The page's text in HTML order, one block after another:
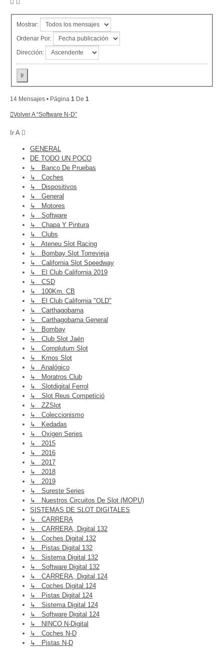
Mostrar:
Ordenar Por:
Dirección:
14 Mensajes • Página 1 De 1
Volver A “Software N-D”
Ir A
GENERAL
DE TODO UN POCO
↳ Banco De Pruebas
↳ Coches
↳ Dispositivos
↳ General
↳ Motores
↳ Software
↳ Chapa Y Pintura
↳ Clubs
↳ Ateneu Slot Racing
↳ Bombay Slot Torrevieja
↳ California Slot Speedway
↳ El Club California 2019
↳ CSD
↳ 100Km. CB
↳ El Club California "OLD"
↳ Carthagobarna
↳ Carthagobarna General
↳ Bombay
↳ Club Slot Jaén
↳ Complutum Slot
↳ Kmos Slot
↳ Analógico
↳ Moratros Club
↳ Slotdigital Ferrol
↳ Slot Reus Competició
↳ ZZSlot
↳ Coleccionismo
↳ Kedadas
↳ Oxigen Series
↳ 2015
↳ 2016
↳ 2017
↳ 2018
↳ 2019
↳ Sureste Series
↳ Nuestros Circuitos De Slot (MOPU)
SISTEMAS DE SLOT DIGITALES
↳ CARRERA
↳ CARRERA, Digital 132
↳ Coches Digital 132
↳ Pistas Digital 132
↳ Sistema Digital 132
↳ Software Digital 132
↳ CARRERA, Digital 124
↳ Coches Digital 124
↳ Pistas Digital 124
↳ Sistema Digital 124
↳ Software Digital 124
↳ NINCO N-Digital
↳ Coches N-D
↳ Pistas N-D